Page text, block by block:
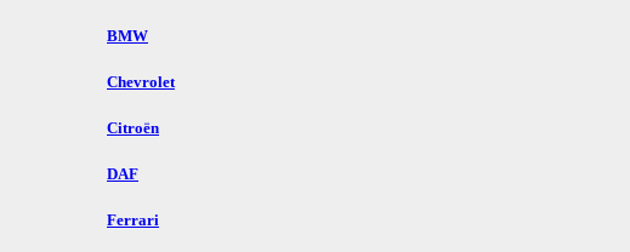
BMW
Chevrolet
Citroën
DAF
Ferrari